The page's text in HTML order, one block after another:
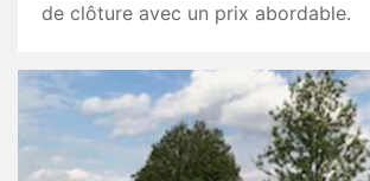
de clôture avec un prix abordable.